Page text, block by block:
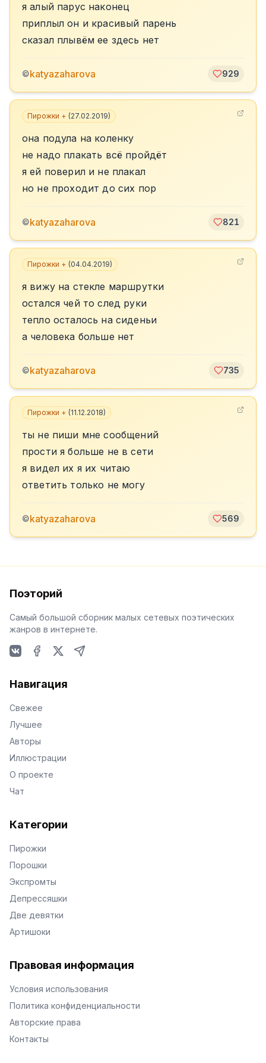
я алый парус наконец
приплыл он и красивый парень
сказал плывём ее здесь нет
©katyazaharova 929
Пирожки + (27.02.2019)
она подула на коленку
не надо плакать всё пройдёт
я ей поверил и не плакал
но не проходит до сих пор
©katyazaharova 821
Пирожки + (04.04.2019)
я вижу на стекле маршрутки
остался чей то след руки
тепло осталось на сиденьи
а человека больше нет
©katyazaharova 735
Пирожки + (11.12.2018)
ты не пиши мне сообщений
прости я больше не в сети
я видел их я их читаю
ответить только не могу
©katyazaharova 569
Поэторий
Самый большой сборник малых сетевых поэтических
жанров в интернете.
Навигация
Свежее
Лучшее
Авторы
Иллюстрации
О проекте
Чат
Категории
Пирожки
Порошки
Экспромты
Депрессяшки
Две девятки
Артишоки
Правовая информация
Условия использования
Политика конфиденциальности
Авторские права
Контакты